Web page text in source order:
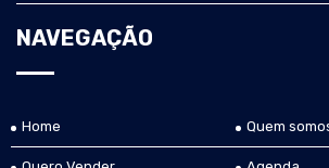
NAVEGAÇÃO
Home Quem